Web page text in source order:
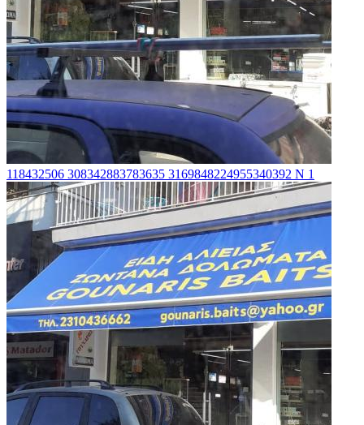
118432506 308342883783635 3169848224955340392 N 1